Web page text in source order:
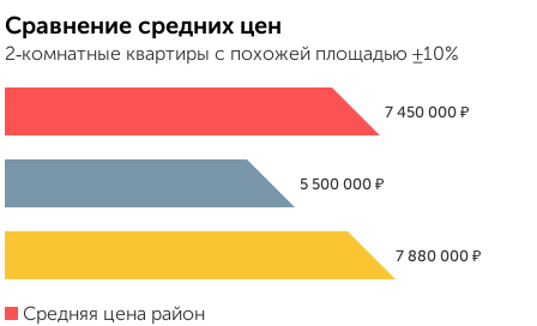
Сравнение средних цен
2‑комнатные квартиры с похожей площадью ±10%
7 450 000 ₽
5 500 000₽
7 880 000 ₽
Средняя цена район